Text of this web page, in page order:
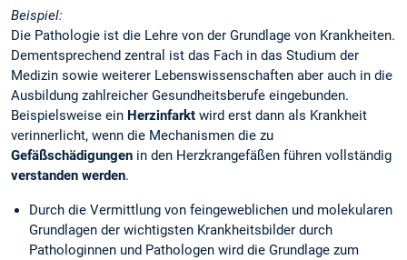
Beispiel:
Die Pathologie ist die Lehre von der Grundlage von Krankheiten.
Dementsprechend zentral ist das Fach in das Studium der
Medizin sowie weiterer Lebenswissenschaften aber auch in die
Ausbildung zahlreicher Gesundheitsberufe eingebunden.
Beispielsweise ein Herzinfarkt wird erst dann als Krankheit
verinnerlicht, wenn die Mechanismen die zu
Gefäßschädigungen in den Herzkrangefäßen führen vollständig
verstanden werden.
Durch die Vermittlung von feingeweblichen und molekularen
Grundlagen der wichtigsten Krankheitsbilder durch
Pathologinnen und Pathologen wird die Grundlage zum